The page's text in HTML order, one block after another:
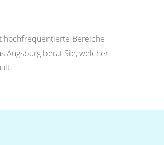
hochfrequentierte Bereiche
Augsburg berät Sie, welcher